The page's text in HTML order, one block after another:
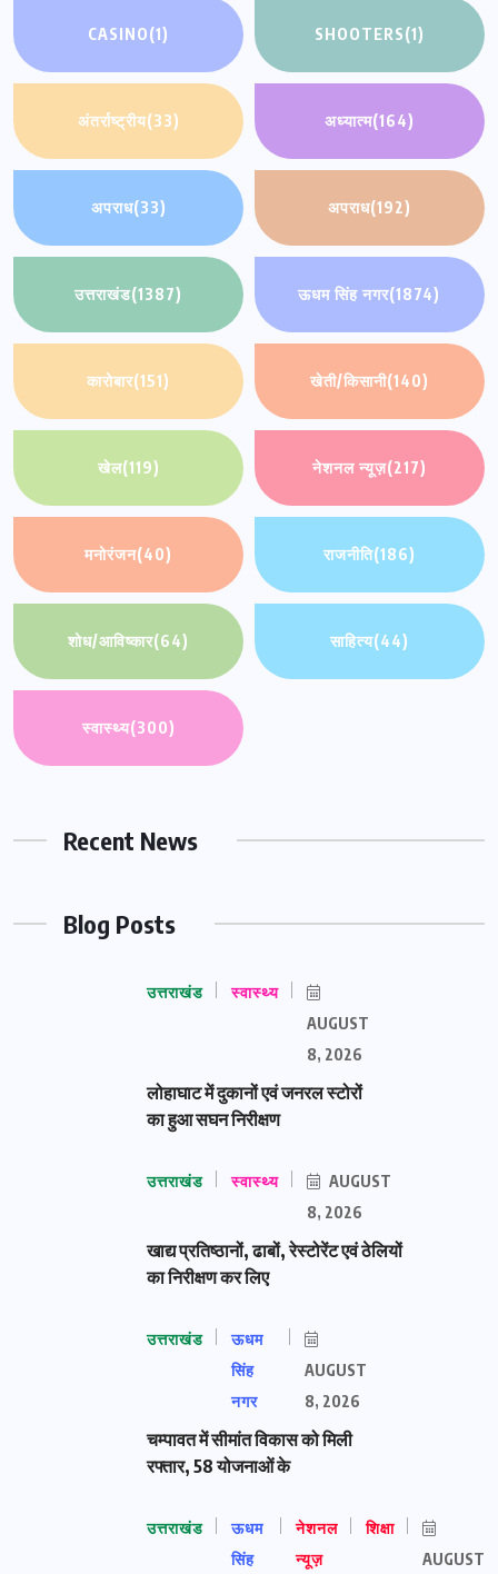
CASINO(1) SHOOTERS(1)
अंतर्राष्ट्रीय(33) अध्यात्म(164)
अपराध(33) अपराध(192)
उत्तराखंड(1387) ऊधम सिंह नगर(1874)
कारोबार(151) खेती/किसानी(140)
खेल(119) नेशनल न्यूज़(217)
मनोरंजन(40) राजनीति(186)
शोध/आविष्कार(64) साहित्य(44)
स्वास्थ्य(300)
Recent News
Blog Posts
उत्तराखंड स्वास्थ्य
AUGUST
8, 2026
लोहाघाट में दुकानों एवं जनरल स्टोरों
का हुआ सघन निरीक्षण
उत्तराखंड स्वास्थ्य
AUGUST
8, 2026
खाद्य प्रतिष्ठानों, ढाबों, रेस्टोरेंट एवं ठेलियों
का निरीक्षण कर लिए
उत्तराखंड
ऊधम
सिंह
नगर
AUGUST
8, 2026
चम्पावत में सीमांत विकास को मिली
रफ्तार, 58 योजनाओं के
उत्तराखंड
ऊधम
सिंह
नेशनल
न्यूज़
शिक्षा
AUGUST